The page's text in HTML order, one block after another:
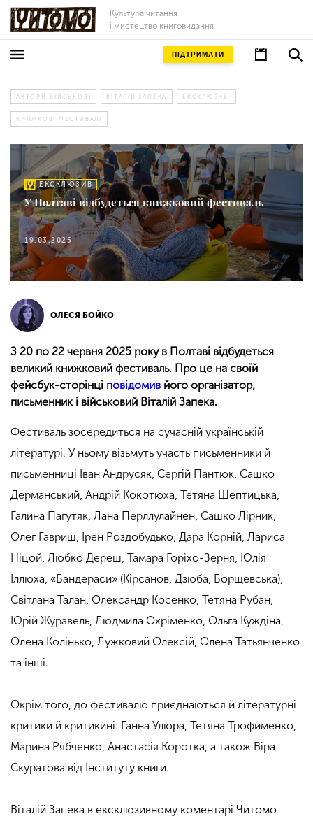
Культура читання
і мистецтво книговидання
ПІДТРИМАТИ
АВТОРИ-ВІЙСЬКОВІ ВІТАЛІЙ ЗАПЕКА ЕКСКЛЮЗИВ
КНИЖКОВІ ФЕСТИВАЛІ
ЕКСКЛЮЗИВ
У Полтаві відбудеться книжковий фестиваль
19.03.2025
ОЛЕСЯ БОЙКО
З 20 по 22 червня 2025 року в Полтаві відбудеться
великий книжковий фестиваль. Про це на своїй
фейсбук-сторінці повідомив його організатор,
письменник і військовий Віталій Запека.
Фестиваль зосередиться на сучасній українській
літературі. У ньому візьмуть участь письменники й
письменниці Іван Андрусяк, Сергій Пантюк, Сашко
Дерманський, Андрій Кокотюха, Тетяна Шептицька,
Галина Пагутяк, Лана Перллулайнен, Сашко Лірник,
Олег Гавриш, Ірен Роздобудько, Дара Корній, Лариса
Ніцой, Любко Дереш, Тамара Горіхо-Зерня, Юлія
Іллюха, «Бандераси» (Кірсанов, Дзюба, Борщевська),
Світлана Талан, Олександр Косенко, Тетяна Рубан,
Юрій Журавель, Людмила Охріменко, Ольга Куждіна,
Олена Колінько, Лужковий Олексій, Олена Татьянченко
та інші.
Окрім того, до фестивалю приєднаються й літературні
критики й критикині: Ганна Улюра, Тетяна Трофименко,
Марина Рябченко, Анастасія Коротка, а також Віра
Скуратова від Інституту книги.
Віталій Запека в ексклюзивному коментарі Читомо